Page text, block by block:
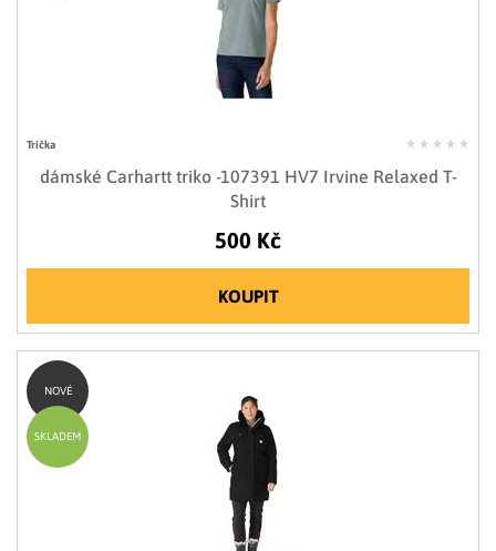
Trička
dámské Carhartt triko -107391 HV7 Irvine Relaxed T-
Shirt
500 Kč
KOUPIT
NOVÉ
SKLADEM